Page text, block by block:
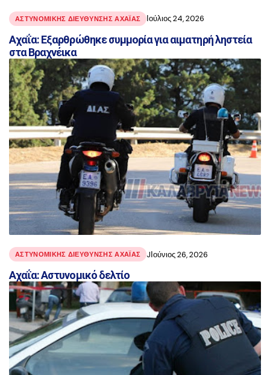
ΑΣΤΥΝΟΜΙΚΉΣ ΔΙΕΎΘΥΝΣΗΣ ΑΧΑΪ́ΑΣ Ιούλιος 24, 2026
Αχαΐα: Εξαρθρώθηκε συμμορία για αιματηρή ληστεία
στα Βραχνέικα
ΑΣΤΥΝΟΜΙΚΉΣ ΔΙΕΎΘΥΝΣΗΣ ΑΧΑΪ́ΑΣ JΙούνιος 26, 2026
Αχαΐα: Αστυνομικό δελτίο